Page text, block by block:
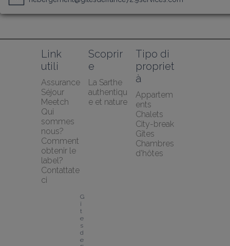
Link
utili
Assurance
Séjour
Meetch
Qui
sommes
nous?
Comment
obtenir le
label?
Contattate
ci
Scoprir
e
La Sarthe
authentiqu
e et nature
Tipo di
propriet
à
Appartem
ents
Chalets
City-break
Gîtes
Chambres
d'hôtes
G
î
t
e
s
d
e